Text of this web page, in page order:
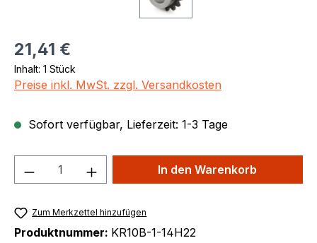
Regulärer Preis:
21,41 €
Inhalt: 1 Stück
Preise inkl. MwSt. zzgl. Versandkosten
Sofort verfügbar, Lieferzeit: 1-3 Tage
Produkt Anzahl: Gib denIn den Warenkorb
Zum Merkzettel hinzufügen
Produktnummer: KR10B-1-14H22